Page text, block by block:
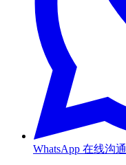
WhatsApp 在线沟通